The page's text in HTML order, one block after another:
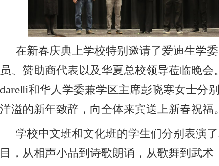
在新春庆典上学校特别邀请了爱迪生学
员、赞助商代表以及华夏总校领导莅临晚会
darelli和华人学委兼学区主席彭晓寒女士分
洋溢的新年致辞，向全体来宾送上新春祝福
学校中文班和文化班的学生们分别表演
目，从相声小品到诗歌朗诵，从歌舞到武术